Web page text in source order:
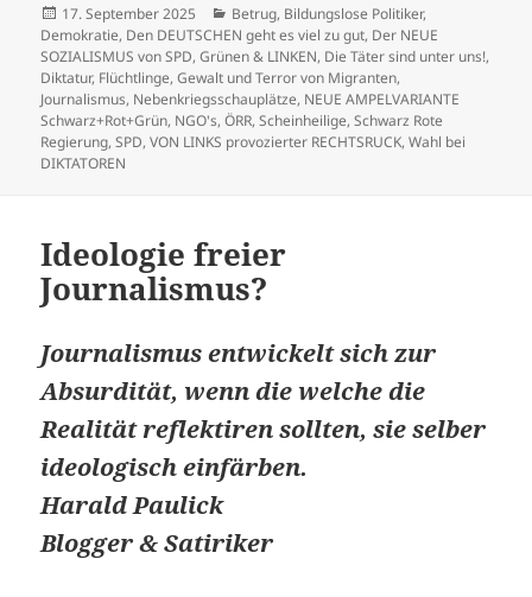
Veröffentlicht
am
17. September 2025 Kategorien
Betrug, Bildungslose Politiker,
Demokratie, Den DEUTSCHEN geht es viel zu gut, Der NEUE
SOZIALISMUS von SPD, Grünen & LINKEN, Die Täter sind unter uns!,
Diktatur, Flüchtlinge,Gewalt und Terror von Migranten,
Journalismus, Nebenkriegsschauplätze, NEUE AMPELVARIANTE
Schwarz+Rot+Grün, NGO's,ÖRR,Scheinheilige,Schwarz Rote
Regierung,SPD,VON LINKS provozierter RECHTSRUCK,Wahl bei
DIKTATOREN
Ideologie freier
Journalismus?
Journalismus entwickelt sich zur
Absurdität, wenn die welche die
Realität reflektiren sollten, sie selber
ideologisch einfärben.
Harald Paulick
Blogger & Satiriker